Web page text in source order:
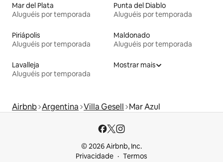
Mar del Plata
Aluguéis por temporada
Punta del Diablo
Aluguéis por temporada
Piriápolis
Aluguéis por temporada
Maldonado
Aluguéis por temporada
Lavalleja
Aluguéis por temporada
Mostrar mais
Airbnb Argentina Villa Gesell Mar Azul
© 2026 Airbnb, Inc.
Privacidade
Termos